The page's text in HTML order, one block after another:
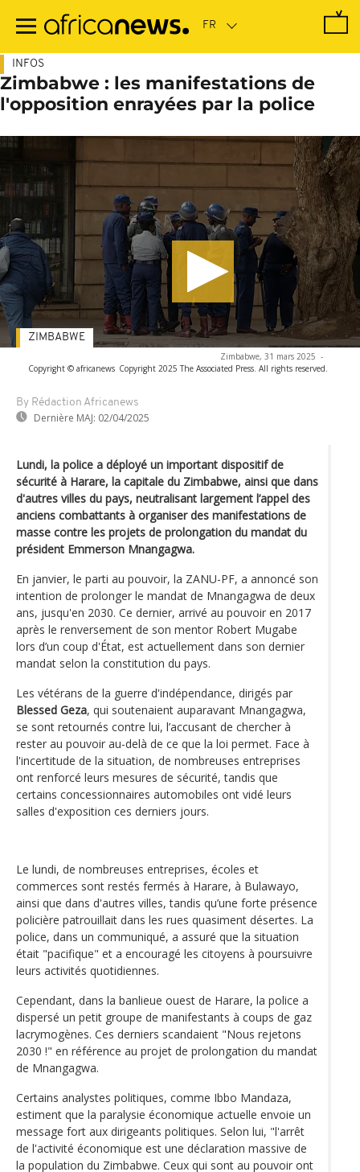
contenu
INFOS
Zimbabwe : les manifestations de
l'opposition enrayées par la police
Zimbabwe, 31 mars 2025 -
Copyright © africanews Copyright 2025 The Associated Press. All rights reserved.
By Rédaction Africanews
Dernière MAJ: 02/04/2025
ZIMBABWE
Lundi, la police a déployé un important dispositif de
sécurité à Harare, la capitale du Zimbabwe, ainsi que dans
d'autres villes du pays, neutralisant largement l’appel des
anciens combattants à organiser des manifestations de
masse contre les projets de prolongation du mandat du
président Emmerson Mnangagwa.
En janvier, le parti au pouvoir, la ZANU-PF, a annoncé son
intention de prolonger le mandat de Mnangagwa de deux
ans, jusqu'en 2030. Ce dernier, arrivé au pouvoir en 2017
après le renversement de son mentor Robert Mugabe
lors d’un coup d'État, est actuellement dans son dernier
mandat selon la constitution du pays.
Les vétérans de la guerre d'indépendance, dirigés par
Blessed Geza, qui soutenaient auparavant Mnangagwa,
se sont retournés contre lui, l’accusant de chercher à
rester au pouvoir au-delà de ce que la loi permet. Face à
l'incertitude de la situation, de nombreuses entreprises
ont renforcé leurs mesures de sécurité, tandis que
certains concessionnaires automobiles ont vidé leurs
salles d'exposition ces derniers jours.
Le lundi, de nombreuses entreprises, écoles et
commerces sont restés fermés à Harare, à Bulawayo,
ainsi que dans d'autres villes, tandis qu’une forte présence
policière patrouillait dans les rues quasiment désertes. La
police, dans un communiqué, a assuré que la situation
était "pacifique" et a encouragé les citoyens à poursuivre
leurs activités quotidiennes.
Cependant, dans la banlieue ouest de Harare, la police a
dispersé un petit groupe de manifestants à coups de gaz
lacrymogènes. Ces derniers scandaient "Nous rejetons
2030 !" en référence au projet de prolongation du mandat
de Mnangagwa.
Certains analystes politiques, comme Ibbo Mandaza,
estiment que la paralysie économique actuelle envoie un
message fort aux dirigeants politiques. Selon lui, "l'arrêt
de l'activité économique est une déclaration massive de
la population du Zimbabwe. Ceux qui sont au pouvoir ont